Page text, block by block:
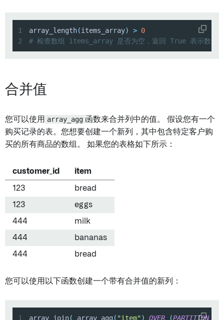
1 array_length(items_array) > 0
2
# 检查数组 items_array 是否为空，返回 True 表示数组中
合并值
您可以使用 array_agg 函数来合并列中的值。 假设您有一个
购买记录的表。您想要创建一个新列，其中包含特定客户购
买的所有商品的数组。 如果您的表格如下所示：
customer_id item
123 bread
123 eggs
444 milk
444 bananas
444 bread
您可以使用以下函数创建一个带有合并值的新列：
1 array_join( array_agg ( "item" ) OVER (PARTITION